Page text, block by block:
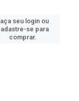
seu login ou
se para
comprar.